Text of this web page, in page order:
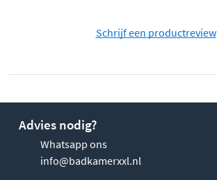
Schrijf een productreview
Advies nodig?
Whatsapp ons
info@badkamerxxl.nl